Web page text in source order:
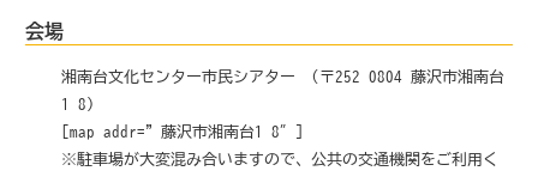
会場
湘南台文化センター市民シアター (〒252-0804 藤沢市湘南台
1-8)
[map addr=”藤沢市湘南台1-8″]
※駐車場が大変混み合いますので、公共の交通機関をご利用く